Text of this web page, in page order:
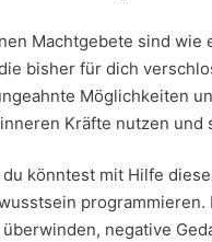
Machtgebete sind⁤ wie‍
bisher für dich
‍Möglichkeiten
Kräfte nutzen und⁣
⁣könntest mit Hilfe​
programmieren.
negative